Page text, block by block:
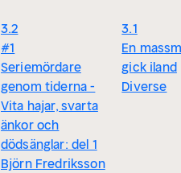
3.2
#1
Seriemördare
genom tiderna -
Vita hajar, svarta
änkor och
dödsänglar: del 1
Björn Fredriksson
3.1
En
gick iland
Diverse